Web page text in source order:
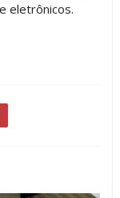
eletrônicos.